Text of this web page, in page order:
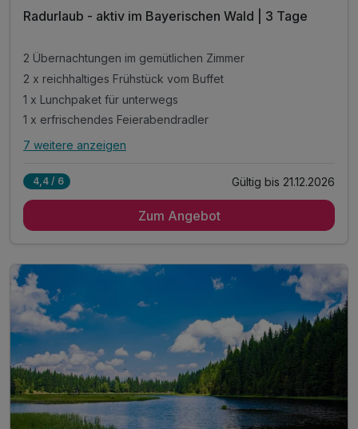
Radurlaub - aktiv im Bayerischen Wald | 3 Tage
2 Übernachtungen im gemütlichen Zimmer
2 x reichhaltiges Frühstück vom Buffet
1 x Lunchpaket für unterwegs
1 x erfrischendes Feierabendradler
Alle Inklusivleistungen
2 x reichhaltiges Frühstück vom Buffet
inkl. Radkartenmaterial, kostenlos a. d. Rezeption
inkl. Radreparaturset auf Anfrage n. Verfügbarkeit
inkl. sicherem Abstellplatz für Ihr Rad
inkl. Gästekarte Wegscheider Land**
1 x Eierlikör zur Begrüßung*
inkl. Nutzung des Pool- und Saunabereichs
* alkoholfreie Alternative möglich
7 weitere anzeigen
4,4 / 6 Gültig bis 21.12.2026
Zum Angebot